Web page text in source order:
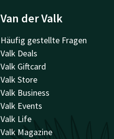
Van der Valk
Häufig gestellte Fragen
Valk Deals
Valk Giftcard
Valk Store
Valk Business
Valk Events
Valk Life
Valk Magazine